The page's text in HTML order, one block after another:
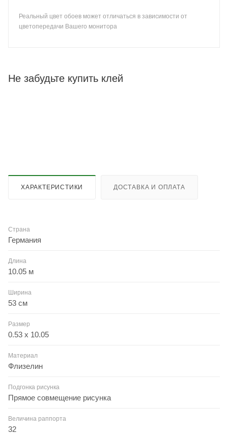
Реальный цвет обоев может отличаться в зависимости от
цветопередачи Вашего монитора
Не забудьте купить клей
ХАРАКТЕРИСТИКИ ДОСТАВКА И ОПЛАТА
Страна
Германия
Длина
10.05 м
Ширина
53 см
Размер
0.53 x 10.05
Материал
Флизелин
Подгонка рисунка
Прямое совмещение рисунка
Величина раппорта
32